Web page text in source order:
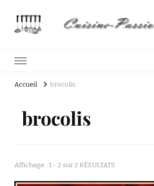
Accueil brocolis
brocolis
Affichage : 1 - 2 sur 2 RÉSULTATS